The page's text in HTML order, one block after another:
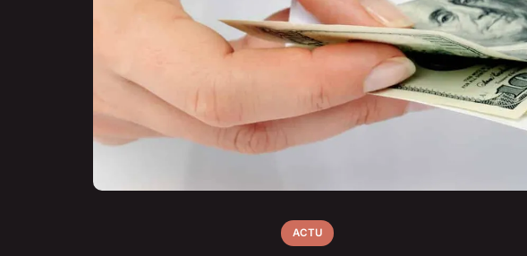
ACTU